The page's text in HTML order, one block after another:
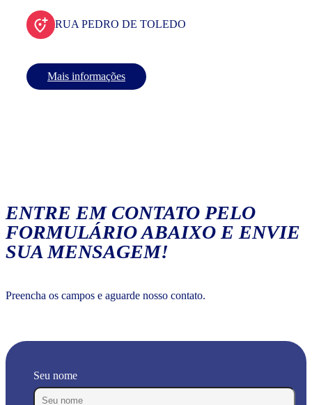
RUA PEDRO DE TOLEDO
Mais informações
ENTRE EM CONTATO PELO
FORMULÁRIO ABAIXO E ENVIE
SUA MENSAGEM!
Preencha os campos e aguarde nosso contato.
Seu nome